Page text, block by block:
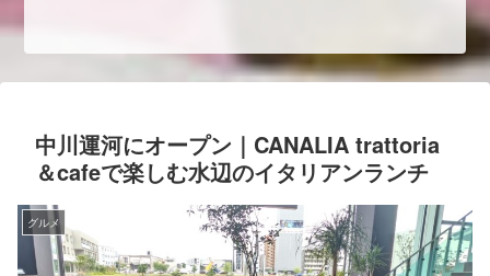
中川運河にオープン｜CANALIA trattoria
＆cafeで楽しむ水辺のイタリアンランチ
グルメ